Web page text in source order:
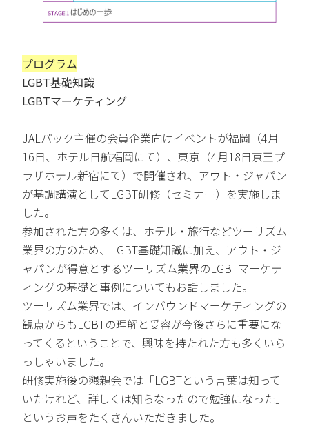
プログラム
LGBT基礎知識
LGBTマーケティング
JALパック主催の会員企業向けイベントが福岡（4月
16日、ホテル日航福岡にて）、東京（4月18日京王プ
ラザホテル新宿にて）で開催され、アウト・ジャパン
が基調講演としてLGBT研修（セミナー）を実施しま
した。
参加された方の多くは、ホテル・旅行などツーリズム
業界の方のため、LGBT基礎知識に加え、アウト・ジ
ャパンが得意とするツーリズム業界のLGBTマーケテ
ィングの基礎と事例についてもお話しました。
ツーリズム業界では、インバウンドマーケティングの
観点からもLGBTの理解と受容が今後さらに重要にな
ってくるということで、興味を持たれた方も多くいら
っしゃいました。
研修実施後の懇親会では「LGBTという言葉は知って
いたけれど、詳しくは知らなったので勉強になった」
というお声をたくさんいただきました。